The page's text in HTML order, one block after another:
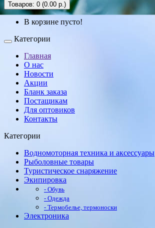
Товаров: 0 (0.00 р.)
В корзине пусто!
Категории
Главная
О нас
Новости
Акции
Бланк заказа
Постащикам
Для оптовиков
Контакты
Категории
Водномоторная техника и аксессуары
Рыболовные товары
Туристическое снаряжение
Экипировка
- Обувь
- Одежда
- Термобелье, термоноски
Электроника